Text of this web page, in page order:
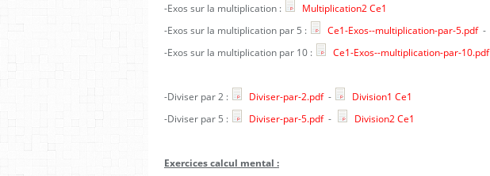
-Exos sur la multiplication :
Multiplication2 Ce1
-Exos sur la multiplication par 5 :
Ce1-Exos--multiplication-par-5.pdf-
-Exos sur la multiplication par 10 :
Ce1-Exos--multiplication-par-10.pdf
-Diviser par 2 : Diviser-par-2.pdf-
Division1 Ce1
-Diviser par 5 :
Diviser-par-5.pdf- Division2 Ce1
Exercices calcul mental :